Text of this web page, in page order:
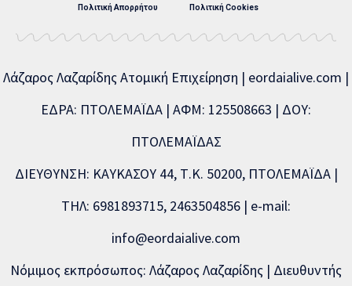
Πολιτική Απορρήτου Πολιτική Cookies
Λάζαρος Λαζαρίδης Ατομική Επιχείρηση | eordaialive.com |
ΕΔΡΑ: ΠΤΟΛΕΜΑΪΔΑ | ΑΦΜ: 125508663 | ΔΟΥ:
ΠΤΟΛΕΜΑΪΔΑΣ
ΔΙΕΥΘΥΝΣΗ: ΚΑΥΚΑΣΟΥ 44, Τ.Κ. 50200, ΠΤΟΛΕΜΑΪΔΑ |
ΤΗΛ: 6981893715, 2463504856 | e-mail:
info@eordaialive.com
Νόμιμος εκπρόσωπος: Λάζαρος Λαζαρίδης | Διευθυντής